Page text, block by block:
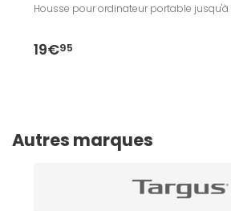
Housse pour ordinateur portable jusqu'à
19€95
Autres marques